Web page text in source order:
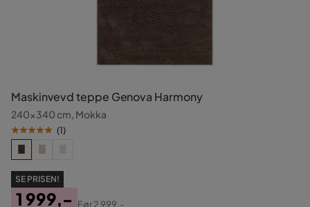
Maskinvevd teppe Genova Harmony
240x340 cm, Mokka
(1)
SE PRISEN!
1 999,- Før2 999,-